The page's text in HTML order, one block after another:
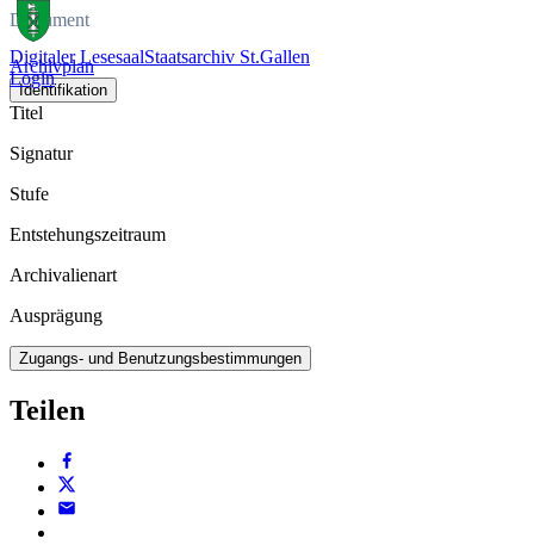
Digitaler LesesaalStaatsarchiv St.Gallen
Login
Dokument
Archivplan
Identifikation
Titel
Signatur
Stufe
Entstehungszeitraum
Archivalienart
Ausprägung
Zugangs- und Benutzungsbestimmungen
Teilen